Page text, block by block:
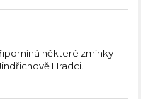
některé zmínky
Hradci.